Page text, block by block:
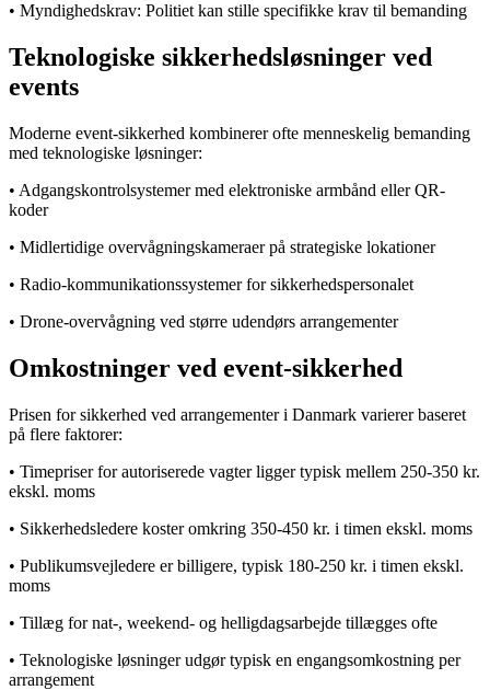
• Myndighedskrav: Politiet kan stille specifikke krav til bemanding
Teknologiske sikkerhedsløsninger ved
events
Moderne event-sikkerhed kombinerer ofte menneskelig bemanding
med teknologiske løsninger:
• Adgangskontrolsystemer med elektroniske armbånd eller QR-
koder
• Midlertidige overvågningskameraer på strategiske lokationer
• Radio-kommunikationssystemer for sikkerhedspersonalet
• Drone-overvågning ved større udendørs arrangementer
Omkostninger ved event-sikkerhed
Prisen for sikkerhed ved arrangementer i Danmark varierer baseret
på flere faktorer:
• Timepriser for autoriserede vagter ligger typisk mellem 250-350 kr.
ekskl. moms
• Sikkerhedsledere koster omkring 350-450 kr. i timen ekskl. moms
• Publikumsvejledere er billigere, typisk 180-250 kr. i timen ekskl.
moms
• Tillæg for nat-, weekend- og helligdagsarbejde tillægges ofte
• Teknologiske løsninger udgør typisk en engangsomkostning per
arrangement